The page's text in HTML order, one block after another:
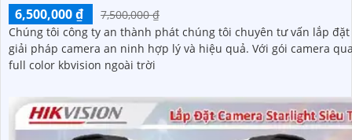
6,500,000 ₫
7,500,000 ₫
Chúng tôi công ty an thành phát chúng tôi chuyên tư vấn lắp đặt
giải pháp camera an ninh hợp lý và hiệu quả. Với gói camera
full color kbvision ngoài trời